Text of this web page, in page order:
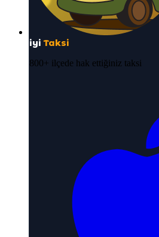
iyi Taksi
800+ ilçede hak ettiğiniz taksi